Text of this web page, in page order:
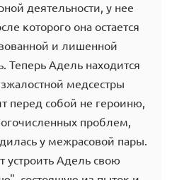
деятельности, у нее
которого она остается
и лишенной
Теперь Адель находится
медсестры
перед собой не героиню,
проблем,
у межрасовой пары.
устроить Адель свою